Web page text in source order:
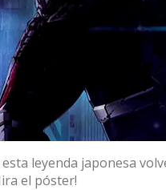
leyenda japonesa
el póster!